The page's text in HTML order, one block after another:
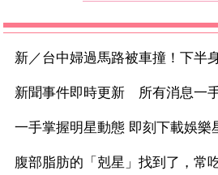
新／台中婦過馬路被車撞！下半
新聞事件即時更新 所有消息一
一手掌握明星動態 即刻下載娛樂
腹部脂肪的「剋星」找到了，常